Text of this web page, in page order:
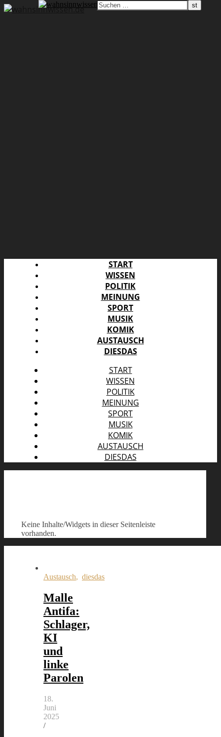
START
WISSEN
POLITIK
MEINUNG
SPORT
MUSIK
KOMIK
AUSTAUSCH
DIESDAS
START
WISSEN
POLITIK
MEINUNG
SPORT
MUSIK
KOMIK
AUSTAUSCH
DIESDAS
Keine Inhalte/Widgets in dieser Seitenleiste
vorhanden.
Austausch, diesdas
Malle
Antifa:
Schlager,
KI
und
linke
Parolen
18.
Juni
2025
/